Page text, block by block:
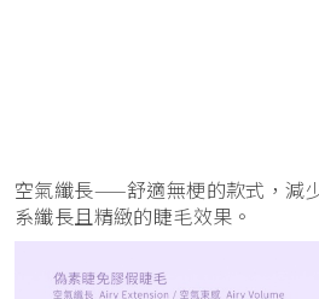
空氣纖長——舒適無梗的款式，減
系纖長且精緻的睫毛效果。